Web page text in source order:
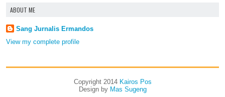
ABOUT ME
Sang Jurnalis Ermandos
View my complete profile
Copyright 2014 Kairos Pos
Design by Mas Sugeng